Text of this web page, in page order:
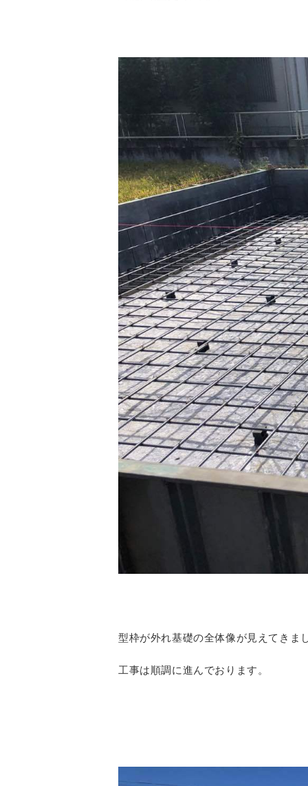
型枠が外れ基礎の全体像が見えてきま
工事は順調に進んでおります。